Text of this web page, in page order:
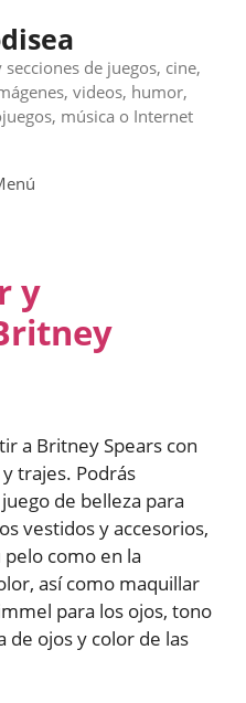
de juegos, cine,
videos, humor,
música o Internet
y
a Britney Spears con
trajes. Podrás
de belleza para
vestidos y accesorios,
como en la
así como maquillar
para los ojos, tono
de ojos y color de las